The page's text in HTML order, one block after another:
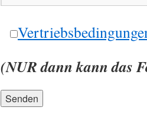
(NUR dann kann das